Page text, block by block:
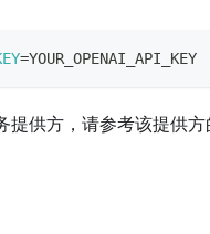
=
供方，请参考该提供方